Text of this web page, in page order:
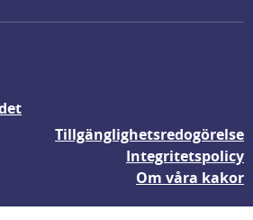
Tillgänglighetsredogörelse
Integritetspolicy
Om våra kakor